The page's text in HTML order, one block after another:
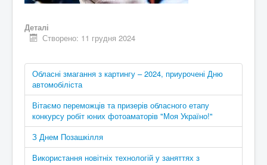
Деталі
Створено: 11 грудня 2024
Обласні змагання з картингу – 2024, приурочені Дню
автомобіліста
Вітаємо переможців та призерів обласного етапу
конкурсу робіт юних фотоаматорів "Моя Україно!"
З Днем Позашкілля
Використання новітніх технологій у заняттях з